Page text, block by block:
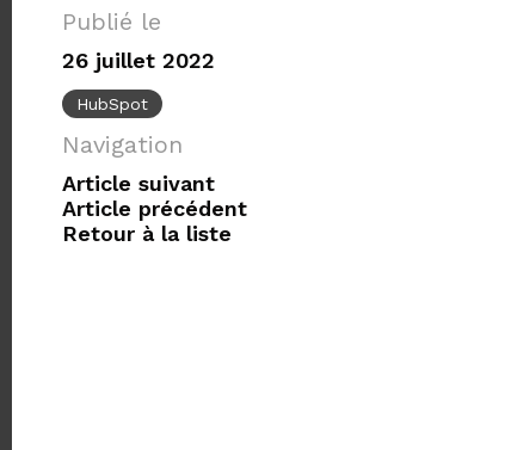
Publié le
26 juillet 2022
HubSpot
Navigation
Article suivant
Article précédent
Retour à la liste